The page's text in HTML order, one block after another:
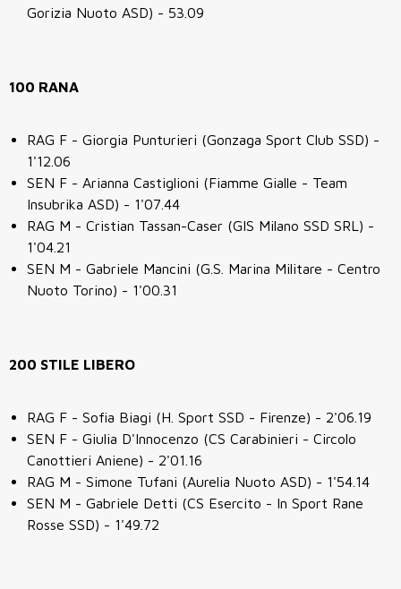
Gorizia Nuoto ASD) - 53.09
100 RANA
RAG F - Giorgia Punturieri (Gonzaga Sport Club SSD) -
1'12.06
SEN F - Arianna Castiglioni (Fiamme Gialle - Team
Insubrika ASD) - 1'07.44
RAG M - Cristian Tassan-Caser (GIS Milano SSD SRL) -
1'04.21
SEN M - Gabriele Mancini (G.S. Marina Militare - Centro
Nuoto Torino) - 1'00.31
200 STILE LIBERO
RAG F - Sofia Biagi (H. Sport SSD - Firenze) - 2'06.19
SEN F - Giulia D'Innocenzo (CS Carabinieri - Circolo
Canottieri Aniene) - 2'01.16
RAG M - Simone Tufani (Aurelia Nuoto ASD) - 1'54.14
SEN M - Gabriele Detti (CS Esercito - In Sport Rane
Rosse SSD) - 1'49.72